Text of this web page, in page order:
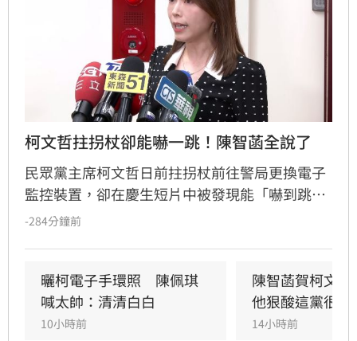
柯文哲拄拐杖卻能嚇一跳！陳智菡全說了
民眾黨主席柯文哲日前拄拐杖前往警局更換電子
監控裝置，卻在慶生短片中被發現能「嚇到跳起
來」，引發外界質疑。民眾黨團主任陳智菡強
示慶生當下的反應僅是直覺動作，網友的酸言酸
語言過其實。
-284分鐘前
曬柯電子手環照　陳佩琪
喊太帥：清清白白
10小時前
陳智菡賀柯文
他狠酸這黨很奇
14小時前